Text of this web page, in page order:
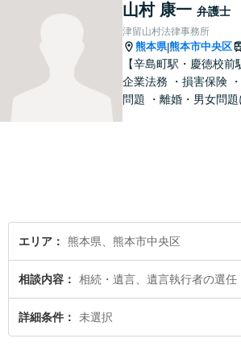
意しております。様々
に悩まれたとき、まず
軽にご相談下さい。
山村 康一 弁護士
津留山村法律事務所
熊本県|熊本市中央区
【辛島町駅・慶徳校前
企業法務 ・損害保険
問題 ・離婚・男女問題
エリア 熊本県、熊本市中央区
相談内容 相続・遺言、遺言執行者の選任
詳細条件 未選択